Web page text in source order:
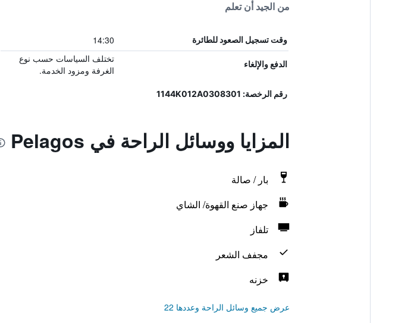
من الجيد أن تعلم
وقت تسجيل الصعود للطائرة 14:30
الدفع والإلغاء
تختلف السياسات حسب نوع
الغرفة ومزود الخدمة.
رقم الرخصة: 1144K012A0308301
المزايا ووسائل الراحة في Pelagos
بار / صالة
جهاز صنع القهوة/ الشاي
تلفاز
مجفف الشعر
خزنه
عرض جميع وسائل الراحة وعددها 22